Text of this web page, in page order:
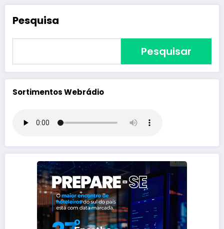
Pesquisa
Pesquisar
Sortimentos Webrádio